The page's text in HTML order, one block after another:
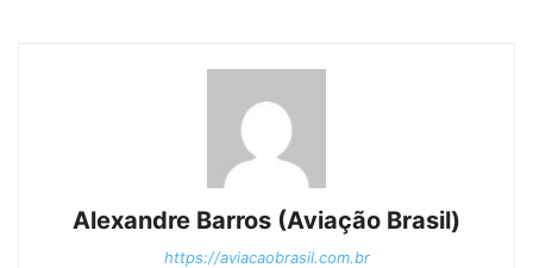
Alexandre Barros (Aviação Brasil)
https://aviacaobrasil.com.br